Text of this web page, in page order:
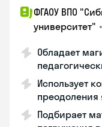
ФГАОУ ВПО
университет" •
Обладает
Использует
преодоления
Подбирает